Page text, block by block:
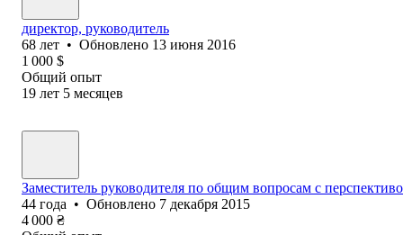
директор, руководитель
68 лет • Обновлено 13 июня 2016
1 000 $
Общий опыт
19 лет 5 месяцев
Заместитель руководителя по общим вопросам с
44 года • Обновлено 7 декабря 2015
4 000 ₴